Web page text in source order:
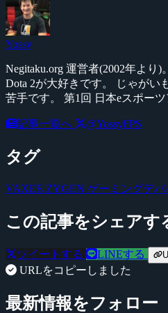
Yossy
Negitaku.org 運営者(2002年より)
Dota 2が大好きです。 じゃがい
苦手です。 第1回 日本eスポー
記事一覧へ @YossyFPS
タグ
VAXEE ZYGEN ゲーミングデバ
この記事をシェアす
ツイートする LINEする
URLをコピーしました
最新情報をフォロー